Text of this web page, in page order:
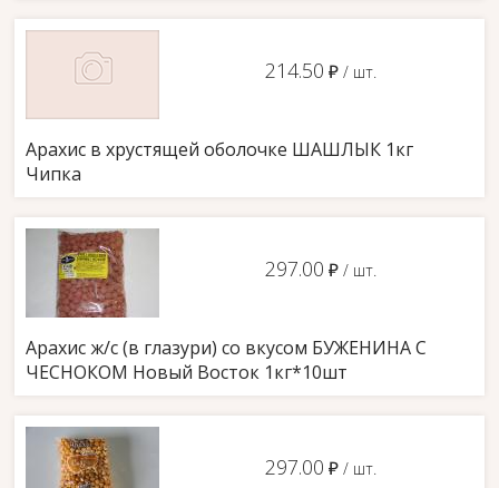
214.50 д / шт.
Арахис в хрустящей оболочке ШАШЛЫК 1кг
Чипка
297.00 д / шт.
Арахис ж/с (в глазури) со вкусом БУЖЕНИНА С
ЧЕСНОКОМ Новый Восток 1кг*10шт
297.00 д / шт.